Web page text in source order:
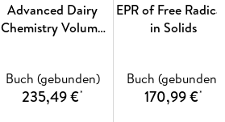
Advanced Dairy
Chemistry Volume
Buch (gebunden)
235,49 €*
EPR of Free
in Solids
Buch (gebunden)
170,99 €*